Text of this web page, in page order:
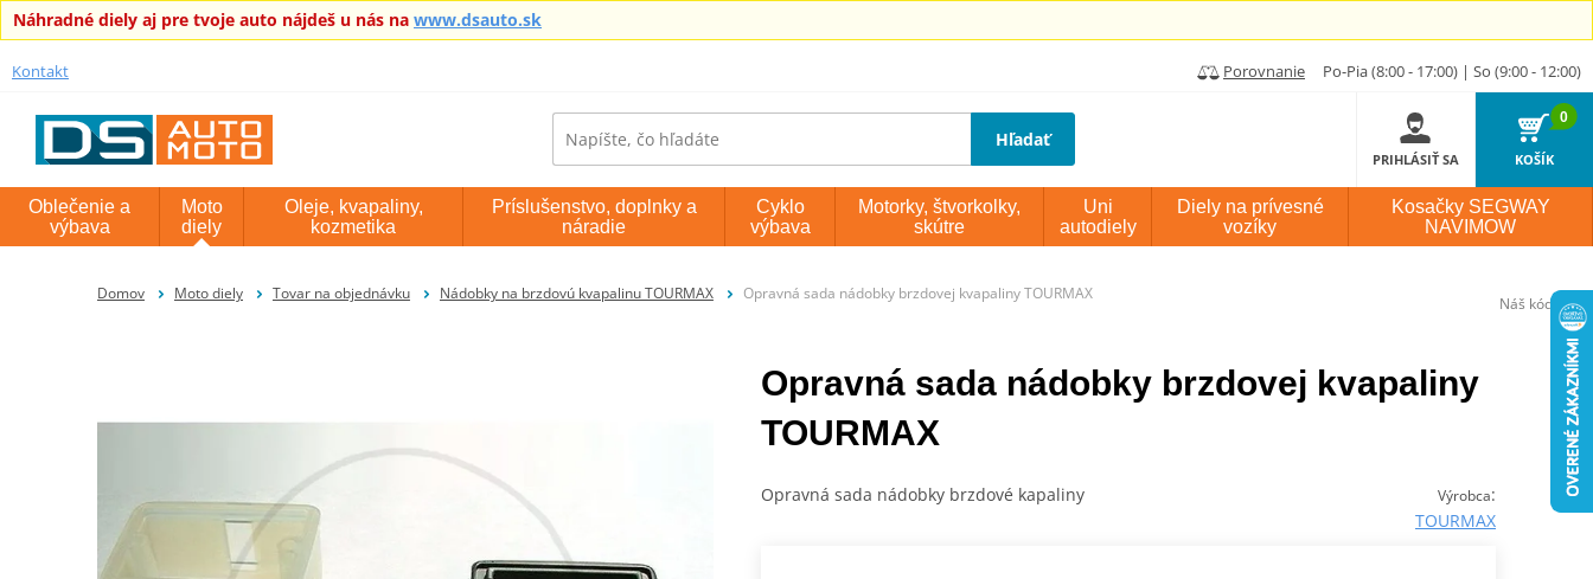
Náhradné diely aj pre tvoje auto nájdeš u nás na www.dsauto.sk
Kontakt Porovnanie Po-Pia (8:00 - 17:00) | So (9:00 - 12:00)
Hľadať
PRIHLÁSIŤ SA
0
KOŠÍK
Oblečenie a
výbava
Moto
diely
Oleje, kvapaliny,
kozmetika
Príslušenstvo, doplnky a
náradie
Cyklo
výbava
Motorky, štvorkolky,
skútre
Uni
autodiely
Diely na prívesné
vozíky
Kosačky SEGWAY
NAVIMOW
Domov Moto diely Tovar na objednávku Nádobky na brzdovú kvapalinu TOURMAX Opravná sada nádobky brzdovej kvapaliny TOURMAX
Opravná sada nádobky brzdovej kvapaliny
TOURMAX
Výrobca:
TOURMAX
Opravná sada nádobky brzdové kapaliny
Náš kód: P882